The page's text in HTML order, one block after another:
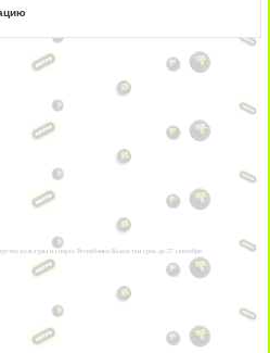
культуры и спорта Республики Казахстан срок до 27 сентября